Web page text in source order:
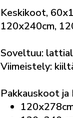
Keskikoot,
120x240cm,
Soveltuu:
Viimeistely:
Pakkauskoot